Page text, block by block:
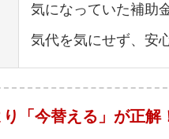
気になっていた補助
気代を気にせず、安
「今替える」が正解